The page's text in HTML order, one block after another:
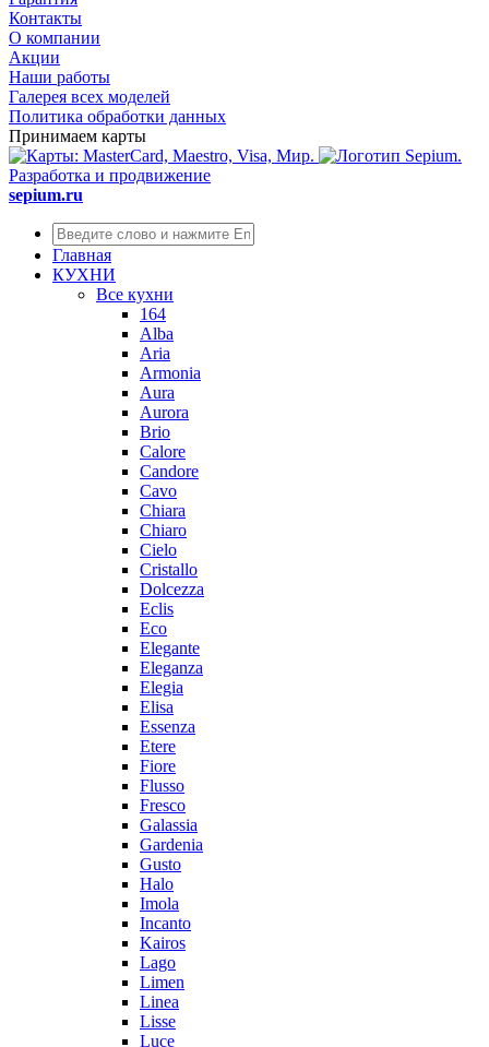
Контакты
О компании
Акции
Наши работы
Галерея всех моделей
Политика обработки данных
Принимаем карты
Разработка и продвижение
sepium.ru
Главная
КУХНИ
Все кухни
164
Alba
Aria
Armonia
Aura
Aurora
Brio
Calore
Candore
Cavo
Chiara
Chiaro
Cielo
Cristallo
Dolcezza
Eclis
Eco
Elegante
Eleganza
Elegia
Elisa
Essenza
Etere
Fiore
Flusso
Fresco
Galassia
Gardenia
Gusto
Halo
Imola
Incanto
Kairos
Lago
Limen
Linea
Lisse
Luce